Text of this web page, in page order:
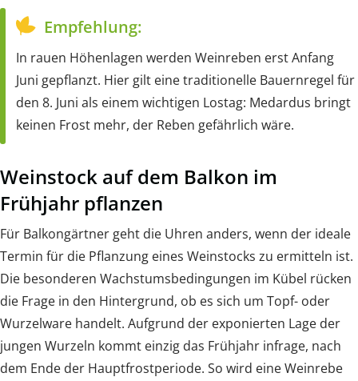
Empfehlung:
In rauen Höhenlagen werden Weinreben erst Anfang
Juni gepflanzt. Hier gilt eine traditionelle Bauernregel für
den 8. Juni als einem wichtigen Lostag: Medardus bringt
keinen Frost mehr, der Reben gefährlich wäre.
Weinstock auf dem Balkon im
Frühjahr pflanzen
Für Balkongärtner geht die Uhren anders, wenn der ideale
Termin für die Pflanzung eines Weinstocks zu ermitteln ist.
Die besonderen Wachstumsbedingungen im Kübel rücken
die Frage in den Hintergrund, ob es sich um Topf- oder
Wurzelware handelt. Aufgrund der exponierten Lage der
jungen Wurzeln kommt einzig das Frühjahr infrage, nach
dem Ende der Hauptfrostperiode. So wird eine Weinrebe